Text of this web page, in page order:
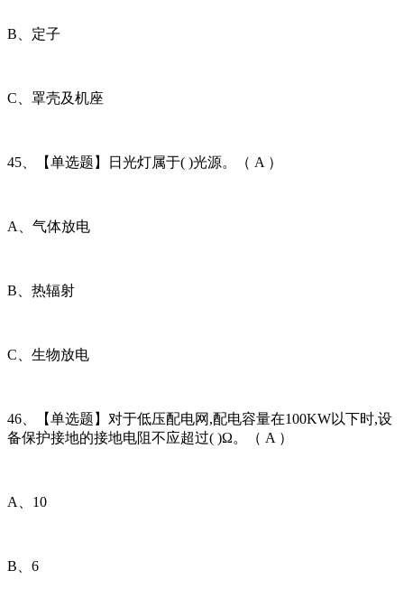
B、定子
C、罩壳及机座
45、【单选题】日光灯属于( )光源。（ A ）
A、气体放电
B、热辐射
C、生物放电
46、【单选题】对于低压配电网,配电容量在100KW以下时,设
备保护接地的接地电阻不应超过( )Ω。（ A ）
A、10
B、6